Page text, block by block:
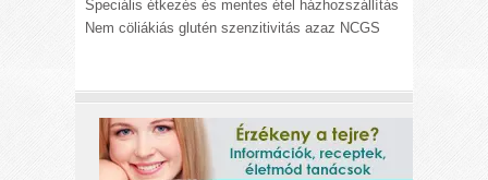
Speciális étkezés és mentes étel házhozszállítás
Nem cöliákiás glutén szenzitivitás azaz NCGS